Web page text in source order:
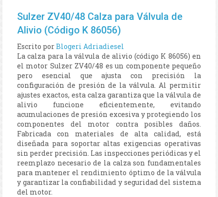
Sulzer ZV40/48 Calza para Válvula de
Alivio (Código K 86056)
Escrito porBlogeri Adriadiesel
La calza para la válvula de alivio (código K 86056) en
el motor Sulzer ZV40/48 es un componente pequeño
pero esencial que ajusta con precisión la
configuración de presión de la válvula. Al permitir
ajustes exactos, esta calza garantiza que la válvula de
alivio funcione eficientemente, evitando
acumulaciones de presión excesiva y protegiendo los
componentes del motor contra posibles daños.
Fabricada con materiales de alta calidad, está
diseñada para soportar altas exigencias operativas
sin perder precisión. Las inspecciones periódicas y el
reemplazo necesario de la calza son fundamentales
para mantener el rendimiento óptimo de la válvula
y garantizar la confiabilidad y seguridad del sistema
del motor.